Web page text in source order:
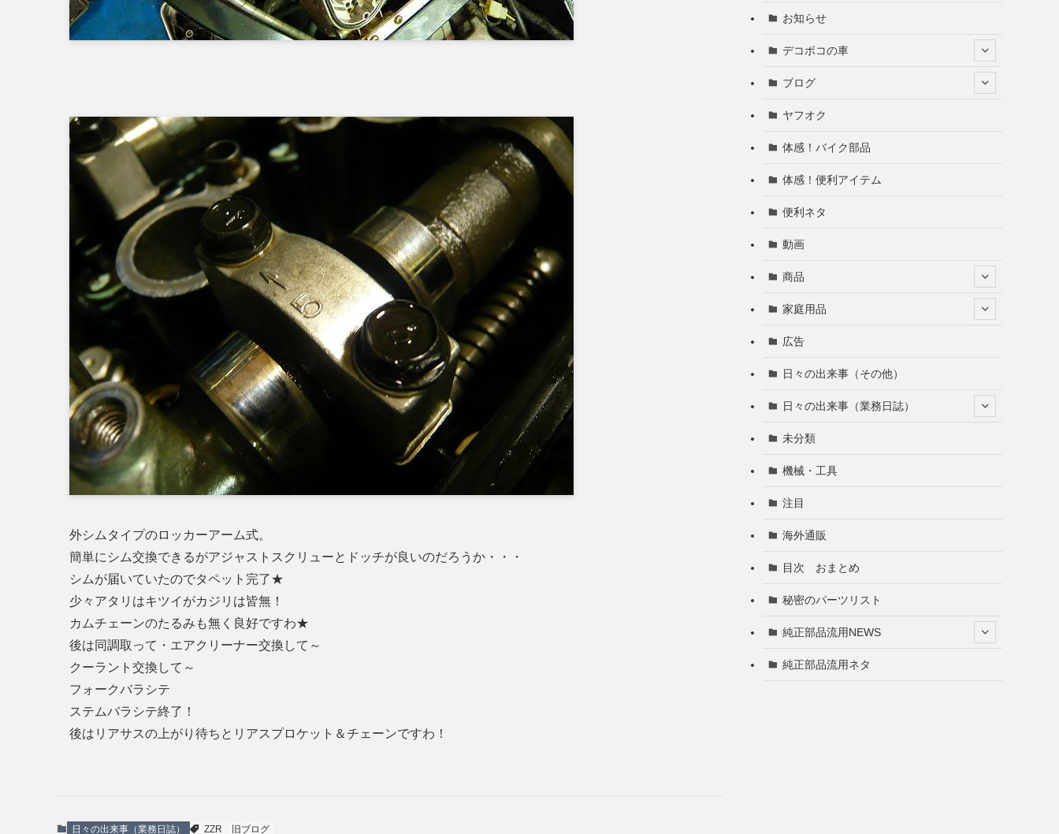
外シムタイプのロッカーアーム式。
簡単にシム交換できるがアジャストスクリューとドッチが良いのだろうか・・・
シムが届いていたのでタペット完了★
少々アタリはキツイがカジリは皆無！
カムチェーンのたるみも無く良好ですわ★
後は同調取って・エアクリーナー交換して～
クーラント交換して～
フォークバラシテ
ステムバラシテ終了！
後はリアサスの上がり待ちとリアスプロケット＆チェーンですわ！
日々の出来事（業務日誌） ZZR 旧ブログ
お知らせ
デコボコの車
ブログ
ヤフオク
体感！バイク部品
体感！便利アイテム
便利ネタ
動画
商品
家庭用品
広告
日々の出来事（その他）
日々の出来事（業務日誌）
未分類
機械・工具
注目
海外通販
目次 おまとめ
秘密のパーツリスト
純正部品流用NEWS
純正部品流用ネタ